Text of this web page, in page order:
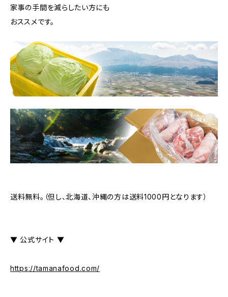
家事の手間を減らしたい方にも
おススメです。
送料無料。（但し、北海道、沖縄の方は送料1000円となります）
▼ 公式サイト ▼
https://tamanafood.com/